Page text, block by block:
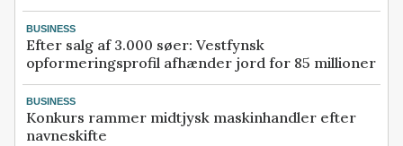
BUSINESS
Efter salg af 3.000 søer: Vestfynsk
opformeringsprofil afhænder jord for 85 millioner
BUSINESS
Konkurs rammer midtjysk maskinhandler efter
navneskifte